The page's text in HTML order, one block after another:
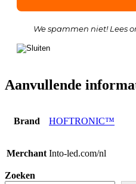
We spammen niet! Lees
Aanvullende
Brand HOFTRONIC™
Merchant Into-led.com/nl
Zoeken